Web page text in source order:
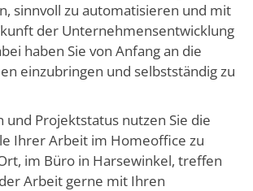
sinnvoll zu automatisieren und mit
der Unternehmensentwicklung
haben Sie von Anfang an die
einzubringen und selbstständig zu
und Projektstatus nutzen Sie die
Ihrer Arbeit im Homeoffice zu
im Büro in Harsewinkel, treffen
Arbeit gerne mit Ihren